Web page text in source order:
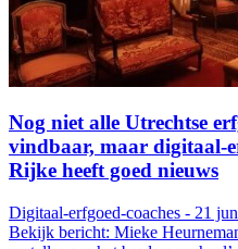
Nog niet alle Utrechtse
vindbaar, maar digitaal-
Rijke heeft goed nieuws
Digitaal-erfgoed-coaches - 21
Bekijk bericht: Mieke